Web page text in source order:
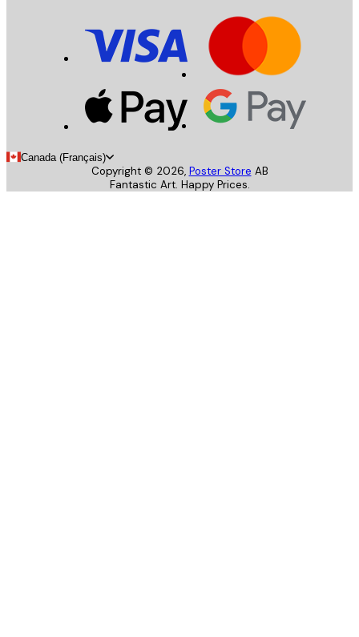
Canada (Français)
Copyright © 2026, Poster Store AB
Fantastic Art. Happy Prices.